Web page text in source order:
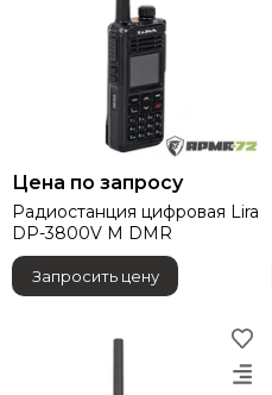
Цена по запросу
Радиостанция цифровая Lira
DP-3800V M DMR
Запросить цену